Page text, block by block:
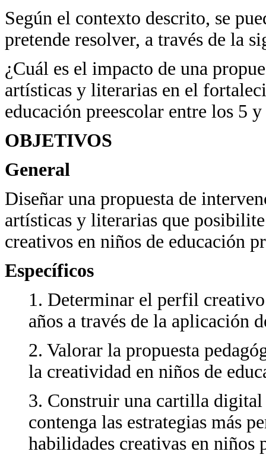
Según el contexto descrito, se
pretende resolver, a través de la
¿Cuál es el impacto de una
artísticas y literarias en el
educación preescolar entre los 5 y
OBJETIVOS
General
Diseñar una propuesta de
artísticas y literarias que
creativos en niños de educación
Específicos
1. Determinar el perfil
años a través de la aplicación
2. Valorar la propuesta
la creatividad en niños de
3. Construir una cartilla digital
contenga las estrategias más
habilidades creativas en niños